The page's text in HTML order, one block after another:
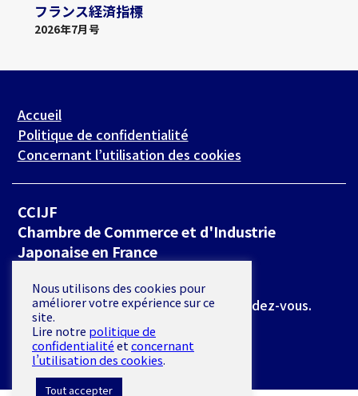
フランス経済指標
2026年7月号
Accueil
Politique de confidentialité
Concernant l’utilisation des cookies
CCIJF
Chambre de Commerce et d'Industrie
Japonaise en France
19 rue de Milan 75009 Paris
*L’accès se fait exclusivement sur rendez-vous.
E-mail :secretariat@ccijf.asso.fr
Nous utilisons des cookies pour
améliorer votre expérience sur ce
site.
Lire notre politique de
confidentialitéetconcernant
l’utilisation des cookies.
Tout accepter